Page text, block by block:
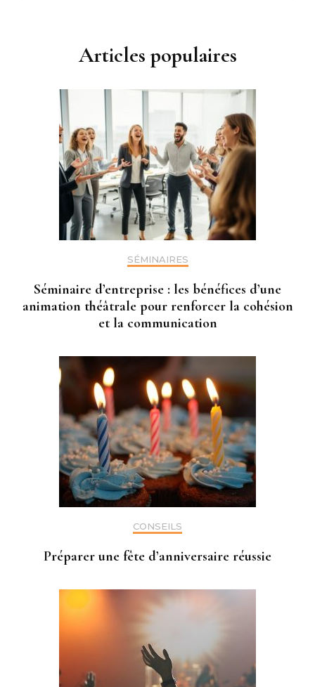
Articles populaires
SÉMINAIRES
Séminaire d’entreprise : les bénéfices d’une
animation théâtrale pour renforcer la cohésion
et la communication
CONSEILS
Préparer une fête d’anniversaire réussie